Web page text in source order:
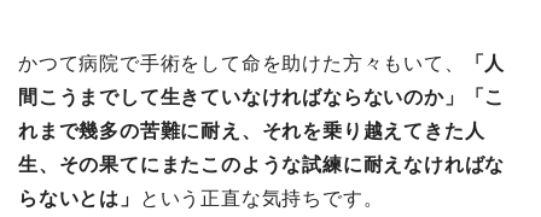
かつて病院で手術をして命を助けた方々もいて、
「人
間こうまでして生きていなければならないのか」「こ
れまで幾多の苦難に耐え、それを乗り越えてきた人
生、その果てにまたこのような試練に耐えなければな
らないとは」
という正直な気持ちです。